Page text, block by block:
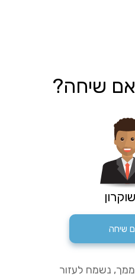
שיחה?
שיחה
נשמח לעזור